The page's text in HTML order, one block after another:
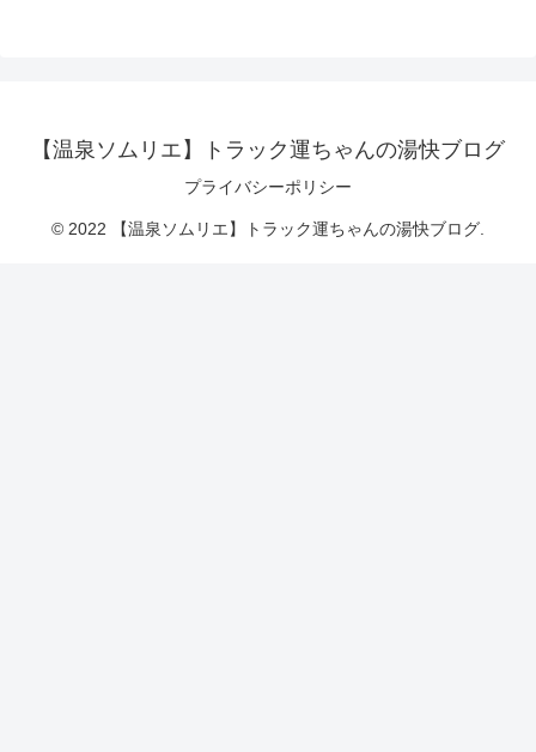
【温泉ソムリエ】トラック運ちゃんの湯快ブログ
プライバシーポリシー
© 2022 【温泉ソムリエ】トラック運ちゃんの湯快ブログ.